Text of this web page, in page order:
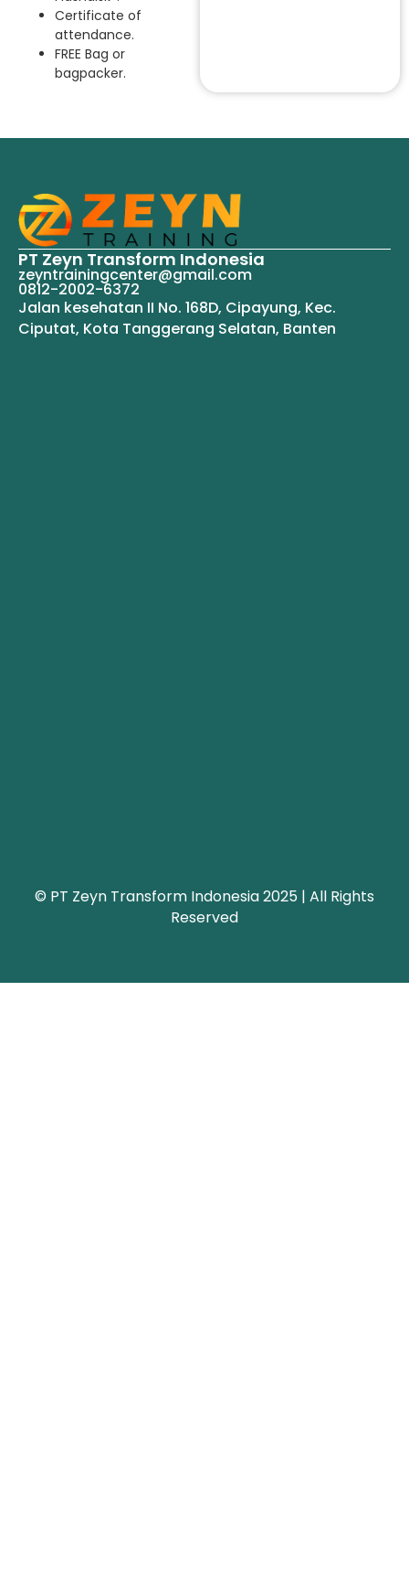
Certificate of
attendance.
FREE Bag or
bagpacker.
PT Zeyn Transform Indonesia
zeyntrainingcenter@gmail.com
0812-2002-6372
Jalan kesehatan II No. 168D, Cipayung, Kec.
Ciputat, Kota Tanggerang Selatan, Banten
© PT Zeyn Transform Indonesia 2025 | All Rights
Reserved